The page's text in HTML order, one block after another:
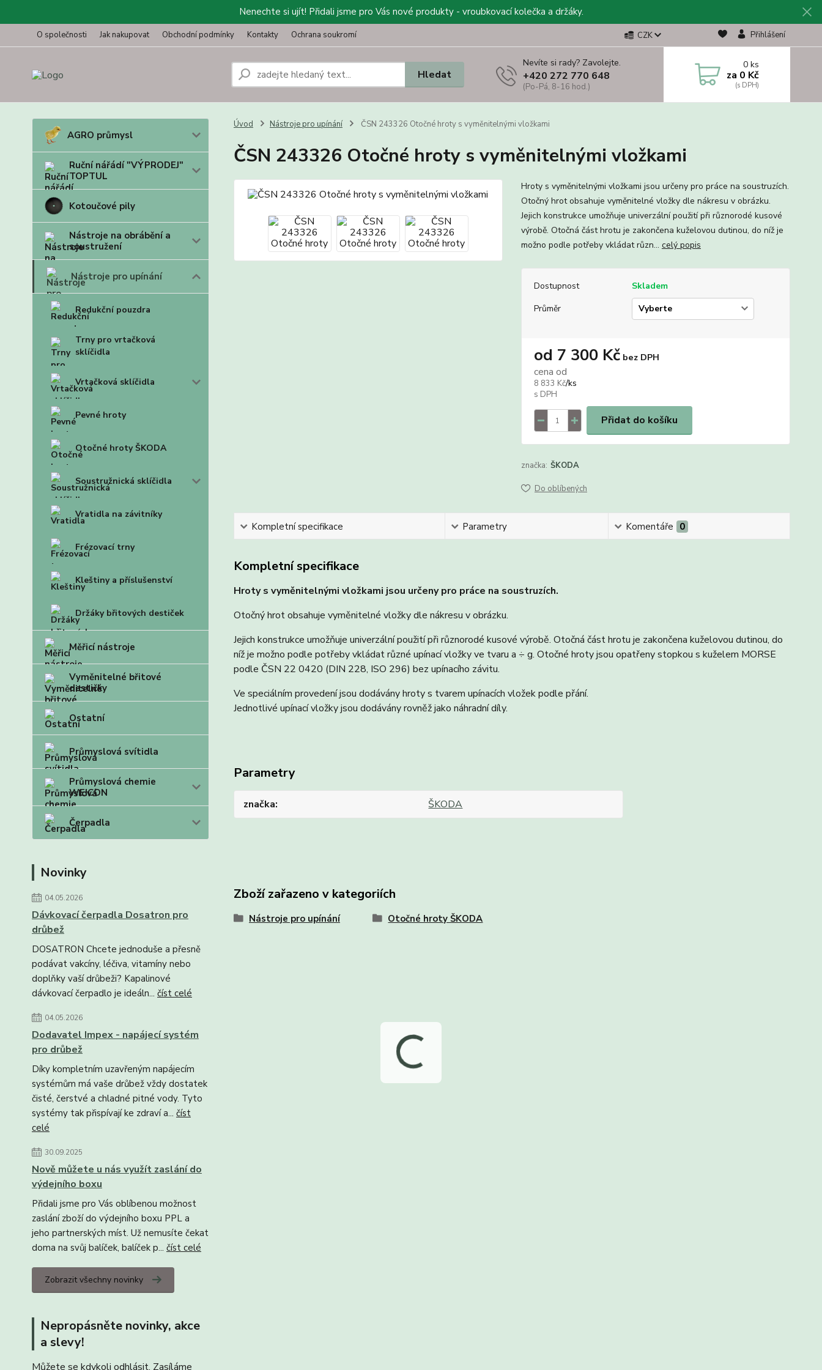
Nenechte si ujít! Přidali jsme pro Vás nové produkty - vroubkovací kolečka a držáky.
O společnosti Jak nakupovat Obchodní podmínky Kontakty Ochrana soukromí CZK Přihlášení
Hledat
Nevíte si rady? Zavolejte.
+420 272 770 648
(Po-Pá, 8-16 hod.)
0ks
za 0 Kč
AGRO průmysl
Ruční nářádí "VÝPRODEJ"
TOPTUL
Kotoučové pily
Nástroje na obrábění a
soustružení
Nástroje pro upínání
Redukční pouzdra
Trny pro vrtačková
sklíčidla
Vrtačková sklíčidla
Pevné hroty
Otočné hroty ŠKODA
Soustružnická sklíčidla
Vratidla na závitníky
Frézovací trny
Kleštiny a příslušenství
Držáky břitových destiček
Měřicí nástroje
Vyměnitelné břitové
destičky
Ostatní
Průmyslová svítidla
Průmyslová chemie
WEICON
Čerpadla
Novinky
04.05.2026
Dávkovací čerpadla Dosatron pro
drůbež
DOSATRON Chcete jednoduše a přesně
podávat vakcíny, léčiva, vitamíny nebo
doplňky vaší drůbeži? Kapalinové
dávkovací čerpadlo je ideáln... číst celé
04.05.2026
Dodavatel Impex - napájecí systém
pro drůbež
Díky kompletním uzavřeným napájecím
systémům má vaše drůbež vždy dostatek
čisté, čerstvé a chladné pitné vody. Tyto
systémy tak přispívají ke zdraví a... číst
celé
30.09.2025
Nově můžete u nás využít zaslání do
výdejního boxu
Přidali jsme pro Vás oblíbenou možnost
zaslání zboží do výdejního boxu PPL a
jeho partnerských míst. Už nemusíte čekat
doma na svůj balíček, balíček p... číst celé
Zobrazit všechny novinky
Nepropásněte novinky, akce
a slevy!
Můžete se kdykoli odhlásit. Zasíláme
Úvod Nástroje pro upínání ČSN 243326 Otočné hroty s vyměnitelnými vložkami
ČSN 243326 Otočné hroty s vyměnitelnými vložkami
Hroty s vyměnitelnými vložkami jsou určeny pro práce na soustruzích.
Otočný hrot obsahuje vyměnitelné vložky dle nákresu v obrázku.
Jejich konstrukce umožňuje univerzální použití při různorodé kusové
výrobě. Otočná část hrotu je zakončena kuželovou dutinou, do níž je
možno podle potřeby vkládat různ... celý popis
Dostupnost
Skladem
Průměr
cena od
8 833 Kč/ks
od 7 300 Kč bez DPH
Přidat do košíku
značka: ŠKODA
Do oblíbených
Kompletní specifikace Parametry Komentáře 0
Kompletní specifikace
Hroty s vyměnitelnými vložkami jsou určeny pro práce na soustruzích.
Otočný hrot obsahuje vyměnitelné vložky dle nákresu v obrázku.
Jejich konstrukce umožňuje univerzální použití při různorodé kusové výrobě. Otočná část hrotu je zakončena kuželovou dutinou, do
níž je možno podle potřeby vkládat různé upínací vložky ve tvaru a ÷ g. Otočné hroty jsou opatřeny stopkou s kuželem MORSE
podle ČSN 22 0420 (DIN 228, ISO 296) bez upínacího závitu.
Ve speciálním provedení jsou dodávány hroty s tvarem upínacích vložek podle přání.
Jednotlivé upínací vložky jsou dodávány rovněž jako náhradní díly.
Parametry
značka ŠKODA
Zboží zařazeno v kategoriích
Nástroje pro upínání Otočné hroty ŠKODA